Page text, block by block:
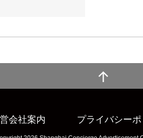
会社案内 プライバシー